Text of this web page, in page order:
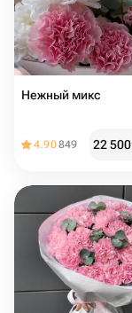
Нежный микс
4.90849 22 500